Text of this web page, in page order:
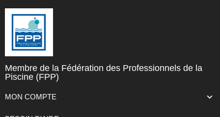
Membre de la Fédération des Professionnels de la
Piscine (FPP)
MON COMPTE